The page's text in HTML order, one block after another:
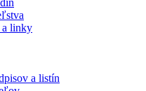
a linky
a listín